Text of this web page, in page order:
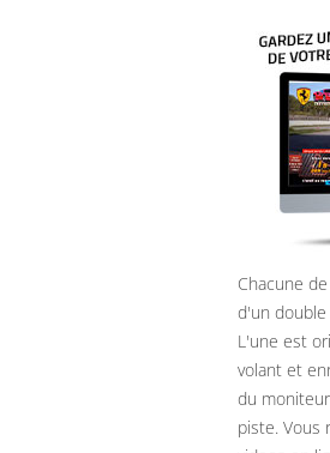
Chacune
d'un
L'une est
volant et
du
piste. Vous